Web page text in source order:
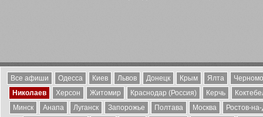
Все афиши Одесса Киев Львов Донецк Крым Ялта
Николаев
Херсон Житомир Краснодар (Россия) Керчь
Минск
Анапа Луганск Запорожье Полтава Москва
Ростов-